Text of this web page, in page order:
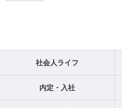
社会人ライフ
内定・入社